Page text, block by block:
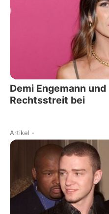
Demi Engemann
Rechtsstreit bei
Artikel -